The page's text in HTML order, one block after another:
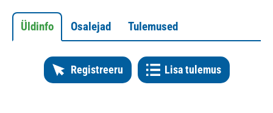
Üldinfo Osalejad Tulemused
Registreeru Lisa tulemus